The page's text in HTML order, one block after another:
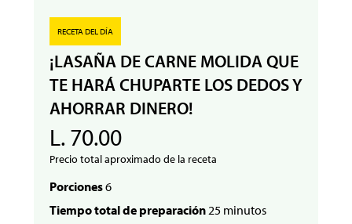
RECETA DEL DÍA
¡LASAÑA DE CARNE MOLIDA QUE
TE HARÁ CHUPARTE LOS DEDOS Y
AHORRAR DINERO!
L. 70.00
Precio total aproximado de la receta
Porciones6
Tiempo total de preparación25 minutos